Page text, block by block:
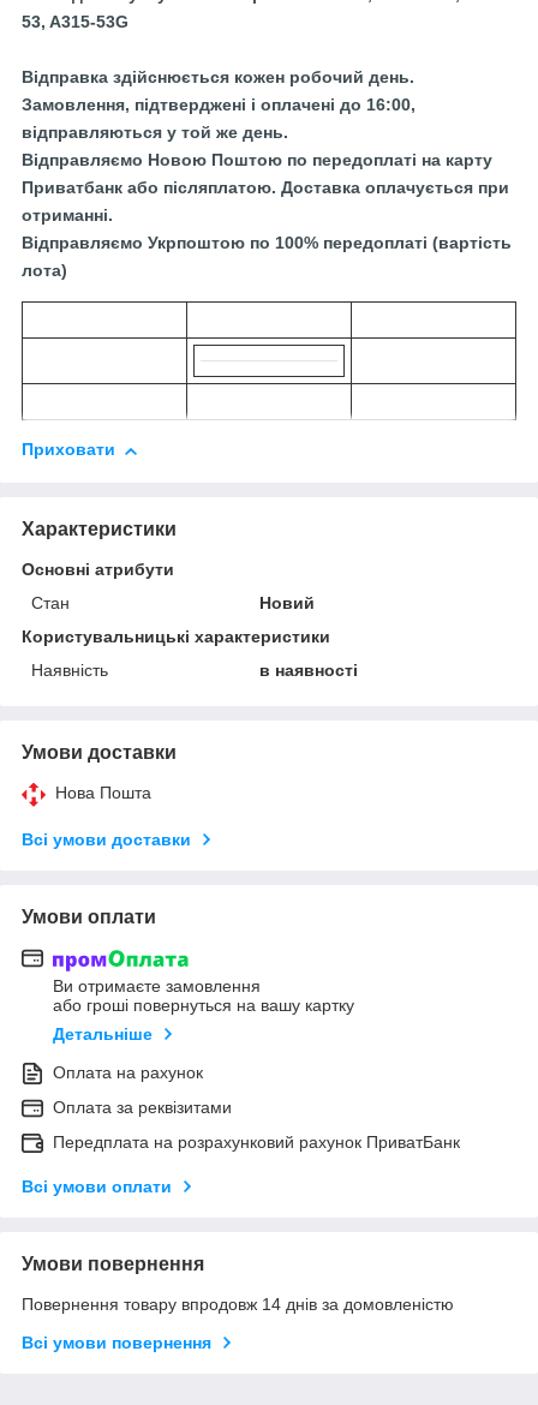
53, A315-53G
Відправка здійснюється кожен робочий день.
Замовлення, підтверджені і оплачені до 16:00,
відправляються у той же день.
Відправляємо Новою Поштою по передоплаті на карту
Приватбанк або післяплатою. Доставка оплачується при
отриманні.
Відправляємо Укрпоштою по 100% передоплаті (вартість
лота)
Приховати
Характеристики
Основні атрибути
Стан
Новий
Користувальницькі характеристики
Наявність
в наявності
Умови доставки
Нова Пошта
Всі умови доставки
Умови оплати
Ви отримаєте замовлення
або гроші повернуться на вашу картку
Детальніше
Оплата на рахунок
Оплата за реквізитами
Передплата на розрахунковий рахунок ПриватБанк
Всі умови оплати
Умови повернення
Повернення товару впродовж 14 днів за домовленістю
Всі умови повернення